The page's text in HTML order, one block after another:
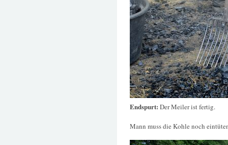
Endspurt: Der Meiler ist fertig.
Mann muss die Kohle noch